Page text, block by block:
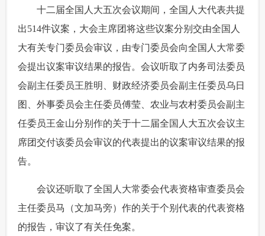
十二届全国人大五次会议期间，全国人大代表共提
出514件议案，大会主席团将这些议案分别交由全国人
大有关专门委员会审议，由专门委员会向全国人大常委
会提出议案审议结果的报告。会议听取了内务司法委员
会副主任委员王胜明、财政经济委员会副主任委员乌日
图、外事委员会主任委员傅莹、农业与农村委员会副主
任委员王金山分别作的关于十二届全国人大五次会议主
席团交付该委员会审议的代表提出的议案审议结果的报
告。
会议还听取了全国人大常委会代表资格审查委员会
主任委员马（文加马旁）作的关于个别代表的代表资格
的报告，审议了有关任免案。